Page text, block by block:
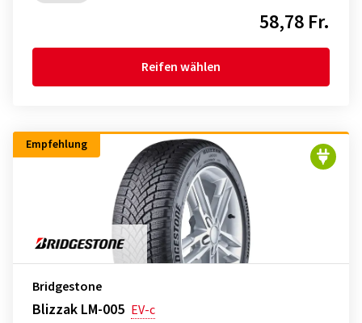
58,78 Fr.
Reifen wählen
Empfehlung
Bridgestone
Blizzak LM-005 EV-c